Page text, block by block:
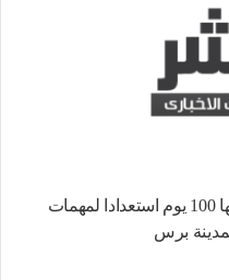
طاقم دولي ينهي دراسة عزلة مدتها 100 يوم استعدادا لمهمات
برس